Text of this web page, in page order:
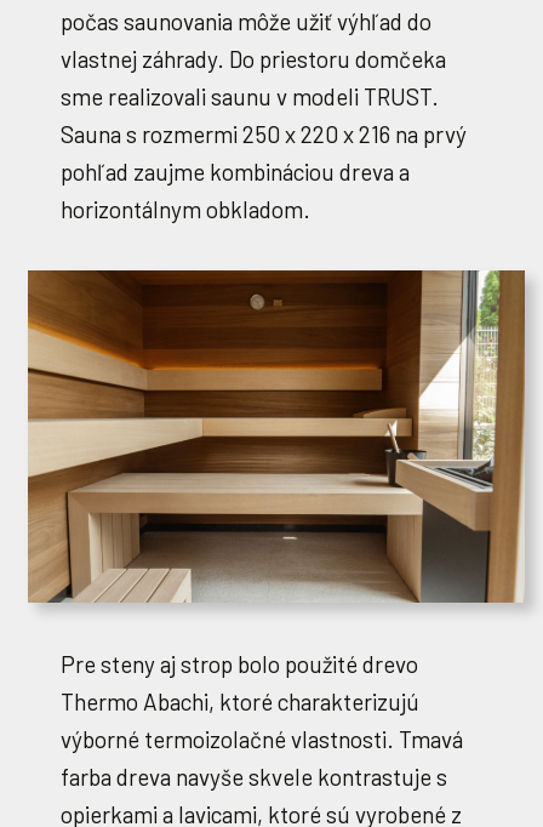
počas saunovania môže užiť výhľad do
vlastnej záhrady. Do priestoru domčeka
sme realizovali saunu v modeli TRUST.
Sauna s rozmermi 250 x 220 x 216 na prvý
pohľad zaujme kombináciou dreva a
horizontálnym obkladom.
Pre steny aj strop bolo použité drevo
Thermo Abachi, ktoré charakterizujú
výborné termoizolačné vlastnosti. Tmavá
farba dreva navyše skvele kontrastuje s
opierkami a lavicami, ktoré sú vyrobené z